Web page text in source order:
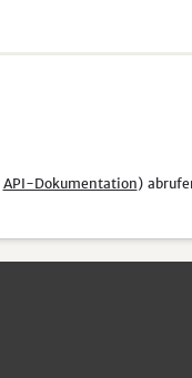
API-Dokumentation)